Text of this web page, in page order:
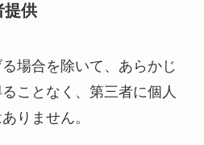
提供
場合を除いて、あらかじ
ことなく、第三者に個人
りません。